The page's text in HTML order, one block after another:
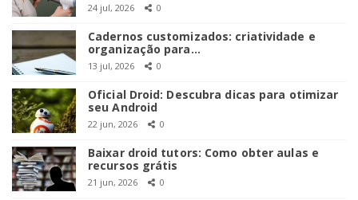
24 jul, 2026 0
Cadernos customizados: criatividade e
organização para…
13 jul, 2026 0
Oficial Droid: Descubra dicas para otimizar
seu Android
22 jun, 2026 0
Baixar droid tutors: Como obter aulas e
recursos grátis
21 jun, 2026 0